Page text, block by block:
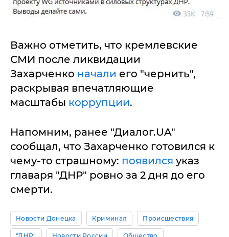
Важно отметить, что кремлевские
СМИ после ликвидации
Захарченко начали его "чернить",
раскрывая впечатляющие
масштабы коррупции.
Напомним, ранее "Диалог.UA"
сообщал, что Захарченко готовился к
чему-то страшному: появился указ
главаря "ДНР" ровно за 2 дня до его
смерти.
Новости Донецка Криминал Происшествия